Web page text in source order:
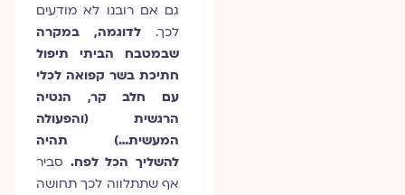
גם אם רובנו לא מודעים
לכך.לדוגמה, במקרה
שבמטבח הביתי תיפול
חתיכת בשר קפואה לכלי
עם חלב קר, הנטיה
הרגשית (והפעולה
המעשית…) תהיה
להשליך הכל לפח.סביר
אף שתתלווה לכך תחושה